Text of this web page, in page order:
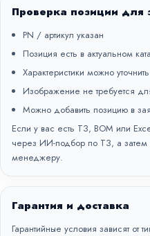
Проверка позиции для
PN / артикул указан
Позиция есть в актуальном
Характеристики можно
Изображение не требуется
Можно добавить позицию в
Если у вас есть ТЗ, BOM или
через ИИ-подбор по ТЗ, а затем
менеджеру.
Гарантия и доставка
Гарантийные условия зависят от